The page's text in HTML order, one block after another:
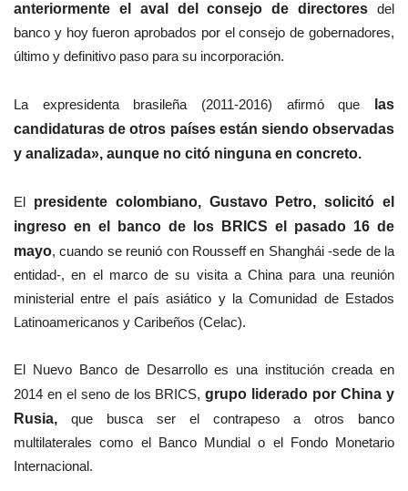
anteriormente el aval del consejo de directores del
banco y hoy fueron aprobados por el consejo de gobernadores,
último y definitivo paso para su incorporación.
La expresidenta brasileña (2011-2016) afirmó que las
candidaturas de otros países están siendo observadas
y analizada», aunque no citó ninguna en concreto.
El presidente colombiano, Gustavo Petro, solicitó el
ingreso en el banco de los BRICS el pasado 16 de
mayo, cuando se reunió con Rousseff en Shanghái -sede de la
entidad-, en el marco de su visita a China para una reunión
ministerial entre el país asiático y la Comunidad de Estados
Latinoamericanos y Caribeños (Celac).
El Nuevo Banco de Desarrollo es una institución creada en
2014 en el seno de los BRICS,grupo liderado por China y
Rusia, que busca ser el contrapeso a otros banco
multilaterales como el Banco Mundial o el Fondo Monetario
Internacional.